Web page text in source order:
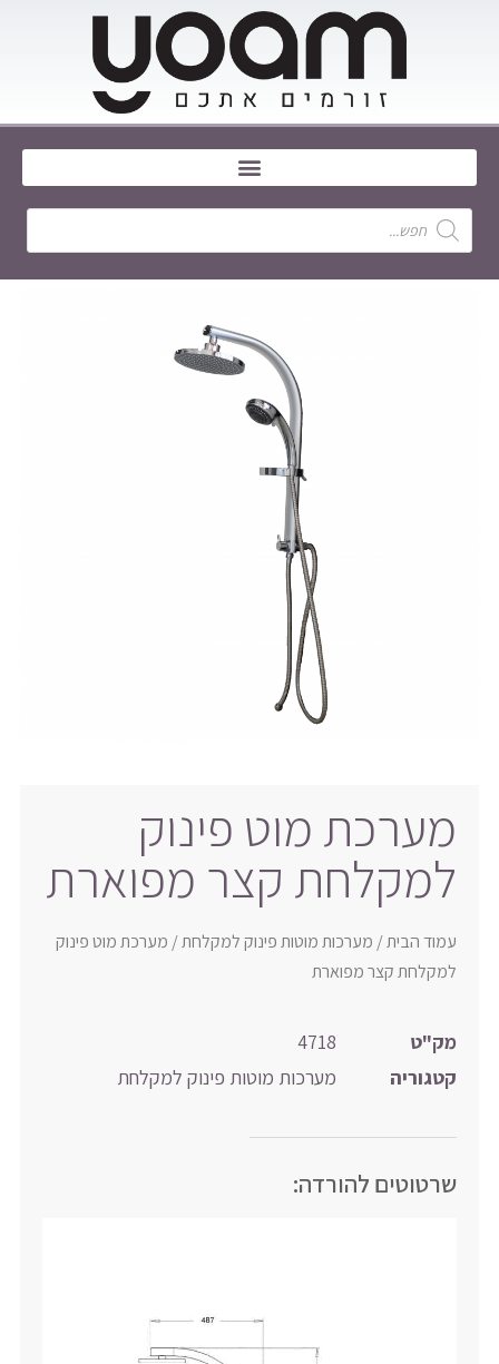
מערכת מוט פינוק
למקלחת קצר מפוארת
עמוד הבית/ מערכות מוטות פינוק למקלחת/ מערכת מוט פינוק
למקלחת קצר מפוארת
מק"ט
4718
קטגוריה
מערכות מוטות פינוק למקלחת
שרטוטים להורדה: